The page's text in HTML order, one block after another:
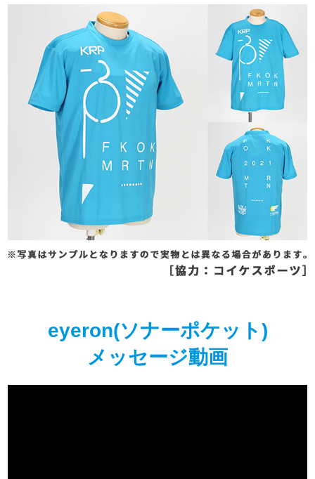
eyeron(ソナーポケット)
メッセージ動画